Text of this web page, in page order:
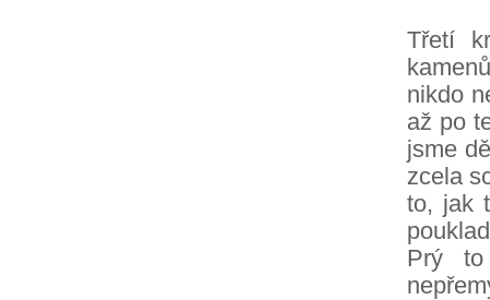
Třetí
nikdo
až po
jsme
zcela
to, jak
Prý